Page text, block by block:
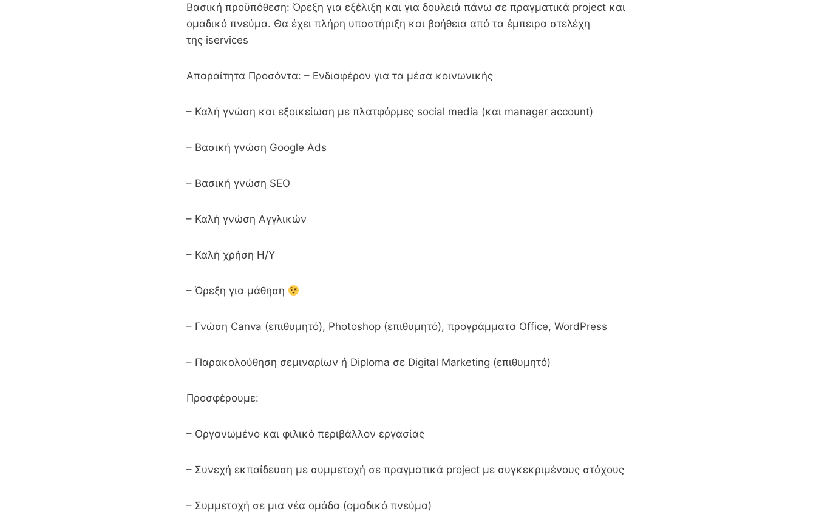
Βασική προϋπόθεση: Όρεξη για εξέλιξη και για δουλειά πάνω σε πραγματικά project και
ομαδικό πνεύμα. Θα έχει πλήρη υποστήριξη και βοήθεια από τα έμπειρα στελέχη
της iservices
Απαραίτητα Προσόντα: – Ενδιαφέρον για τα μέσα κοινωνικής
– Καλή γνώση και εξοικείωση με πλατφόρμες social media (και manager account)
– Βασική γνώση Google Ads
– Βασική γνώση SEΟ
– Καλή γνώση Αγγλικών
– Καλή χρήση Η/Υ
– Όρεξη για μάθηση
– Γνώση Canva (επιθυμητό), Photoshop (επιθυμητό), προγράμματα Office, WordPress
– Παρακολούθηση σεμιναρίων ή Diploma σε Digital Marketing (επιθυμητό)
Προσφέρουμε:
– Οργανωμένο και φιλικό περιβάλλον εργασίας
– Συνεχή εκπαίδευση με συμμετοχή σε πραγματικά project με συγκεκριμένους στόχους
– Συμμετοχή σε μια νέα ομάδα (ομαδικό πνεύμα)